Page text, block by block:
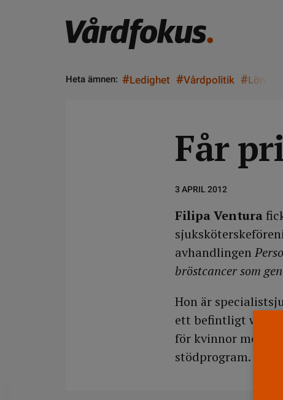
Heta ämnen: #Ledighet #Vårdpolitik #Lön
Får
3 APRIL 2012
Filipa Ventura
avhandlingen
bröstcancer som
Hon är
ett befintligt
för kvinnor med
stödprogram.